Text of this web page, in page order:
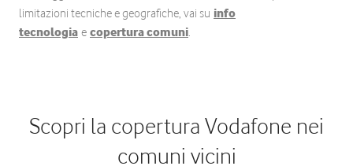
limitazioni tecniche e geografiche, vai su info
tecnologia e copertura comuni.
Scopri la copertura Vodafone nei
comuni vicini